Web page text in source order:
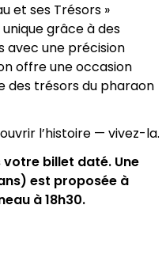
et ses Trésors »
grâce à des
avec une précision
offre une occasion
des trésors du pharaon
l’histoire — vivez-la.
votre billet daté. Une
est proposée à
à 18h30.